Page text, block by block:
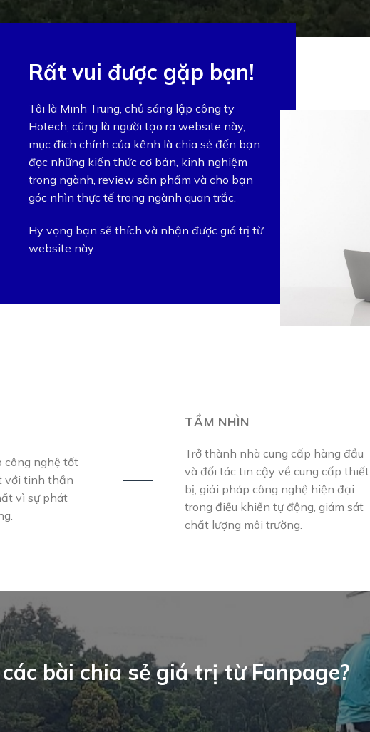
Rất vui được gặp bạn!
Tôi là Minh Trung, chủ sáng lập công ty
Hotech, cũng là người tạo ra website này,
mục đích chính của kênh là chia sẻ đến bạn
đọc những kiến thức cơ bản, kinh nghiệm
trong ngành, review sản phẩm và cho bạn
góc nhìn thực tế trong ngành quan trắc.
Hy vọng bạn sẽ thích và nhận được giá trị từ
website này.
công nghệ tốt
với tinh thần
vì sự phát
TẦM NHÌN
Trở thành nhà cung cấp hàng đầu
và đối tác tin cậy về cung cấp thiết
bị, giải pháp công nghệ hiện đại
trong điều khiển tự động, giám sát
chất lượng môi trường.
bài chia sẻ giá trị từ Fanpage?